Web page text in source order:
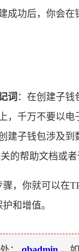
成功后，你会
词 ：在创建子
，千万不要以电
建子钱包涉及
的帮助文档或者
，你就可以在
和增值。